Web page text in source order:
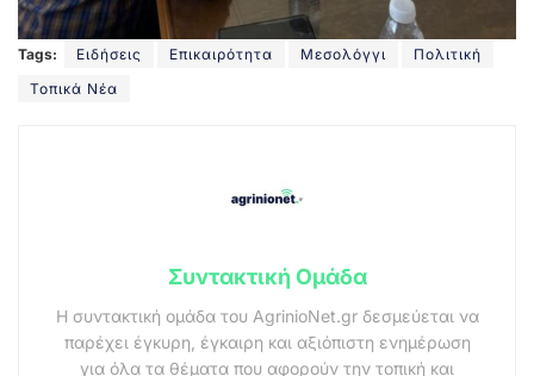
Tags: Ειδήσεις Επικαιρότητα Μεσολόγγι
Πολιτική
Τοπικά Νέα
Συντακτική Ομάδα
Η συντακτική ομάδα του AgrinioNet.gr δεσμεύεται να
παρέχει έγκυρη, έγκαιρη και αξιόπιστη ενημέρωση
για όλα τα θέματα που αφορούν την τοπική και